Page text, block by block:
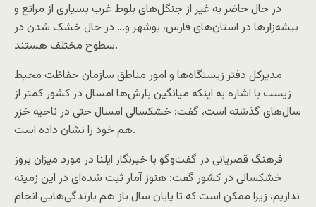
در حال حاضر به غیر از جنگل‌های بلوط غرب بسیاری از مراتع و
بیشه‌زار‌ها در استان‌های فارس، بوشهر و… در حال خشک شدن در
سطوح مختلف هستند.
مدیرکل دفتر زیستگاه‌ها و امور مناطق سازمان حفاظت محیط
زیست با اشاره به اینکه میانگین بارش‌ها امسال در کشور کمتر از
سال‌های گذشته است، گفت: خشکسالی امسال حتی در ناحیه خزر
هم خود را نشان داده است.
فرهنگ قصریانی در گفت‌وگو با خبرنگار ایلنا در مورد میزان بروز
خشکسالی در کشور گفت: هنوز آمار ثبت شده‌ای در این زمینه
نداریم، زیرا ممکن است که تا پایان سال باز هم بارندگی‌هایی انجام